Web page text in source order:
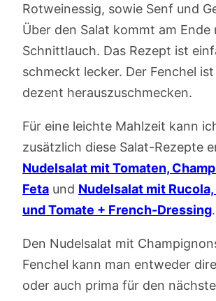
Rotweinessig, sowie Senf und
Über den Salat kommt am
Schnittlauch. Das Rezept ist
schmeckt lecker. Der Fenchel
dezent herauszuschmecken.
Für eine leichte Mahlzeit kann
zusätzlich diese Salat-Rezepte
Nudelsalat mit Tomaten,
Feta und Nudelsalat mit
und Tomate + French-Dressing.
Den Nudelsalat mit
Fenchel kann man entweder
oder auch prima für den